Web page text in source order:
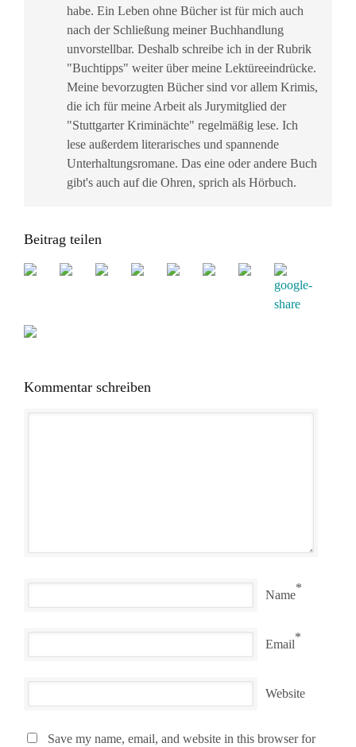
habe. Ein Leben ohne Bücher ist für mich auch
nach der Schließung meiner Buchhandlung
unvorstellbar. Deshalb schreibe ich in der Rubrik
"Buchtipps" weiter über meine Lektüreeindrücke.
Meine bevorzugten Bücher sind vor allem Krimis,
die ich für meine Arbeit als Jurymitglied der
"Stuttgarter Kriminächte" regelmäßig lese. Ich
lese außerdem literarisches und spannende
Unterhaltungsromane. Das eine oder andere Buch
gibt's auch auf die Ohren, sprich als Hörbuch.
Beitrag teilen
Kommentar schreiben
Name
*
Email
*
Website
Save my name, email, and website in this browser for